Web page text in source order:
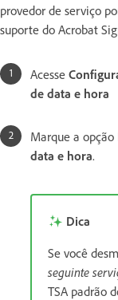
provedor de serviço
suporte do Acrobat
Acesse
de data e hora
Marque a opção
data e hora.
Dica
Se você
seguinte
TSA padrão